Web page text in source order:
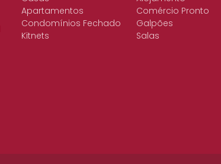
Apartamentos
Condomínios Fechado
Kitnets
Comércio Pronto
Galpões
Salas